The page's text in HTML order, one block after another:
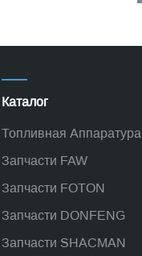
Каталог
Топливная Аппаратура
Запчасти FAW
Запчасти FOTON
Запчасти DONFENG
Запчасти SHACMAN